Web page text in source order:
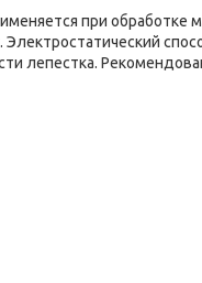
при обработке
лепестка.